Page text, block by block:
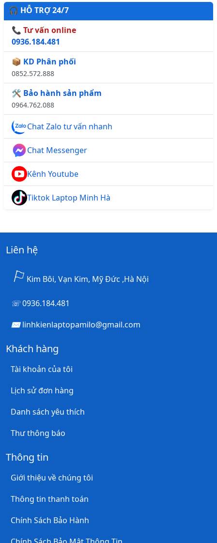
🎧 HỖ TRỢ 24/7
📞 Tư vấn online
0936.184.481
📦 KD Phân phối
0852.572.888
🛠️ Bảo hành sản phẩm
0964.762.088
Chat Zalo tư vấn nhanh
Chat Messenger
Kênh Youtube
Tiktok Laptop Minh Hà
Liên hệ
Kim Bôi, Vạn Kim, Mỹ Đức ,Hà Nội
0936.184.481
linhkienlaptopamilo@gmail.com
Khách hàng
Tài khoản của tôi
Lịch sử đơn hàng
Danh sách yêu thích
Thư thông báo
Thông tin
Giới thiệu về chúng tôi
Thông tin thanh toán
Chính Sách Bảo Hành